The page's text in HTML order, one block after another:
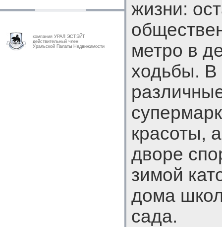
компания УРАЛ ЭСТЭЙТ
действительный член
Уральской Палаты Недвижимости
жизни:
метро в
ходьбы. В
красоты,
дворе
зимой
дома
сада.